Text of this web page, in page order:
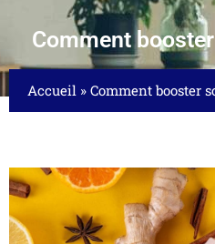
Comment
Accueil » Comment booster